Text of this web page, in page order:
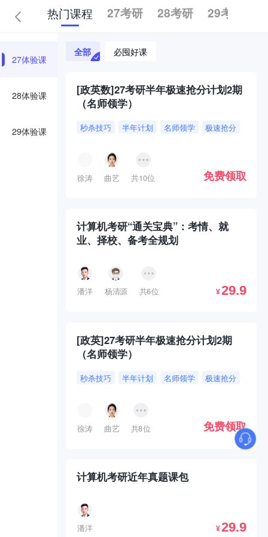
热门课程 27考研 28考研 29考研
27体验课
28体验课
29体验课
全部 必囤好课
[政英数]27考研半年极速抢分计划2期
（名师领学）
秒杀技巧 半年计划 名师领学 极速抢分
徐涛 曲艺 共10位 免费领取
计算机考研“通关宝典”：考情、就
业、择校、备考全规划
潘洋 杨清源 共6位 ¥29.9
[政英]27考研半年极速抢分计划2期
（名师领学）
秒杀技巧 半年计划 名师领学 极速抢分
徐涛 曲艺 共8位 免费领取
计算机考研近年真题课包
潘洋 ¥29.9